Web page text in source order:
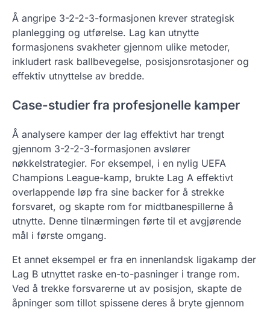
Å angripe 3-2-2-3-formasjonen krever strategisk
planlegging og utførelse. Lag kan utnytte
formasjonens svakheter gjennom ulike metoder,
inkludert rask ballbevegelse, posisjonsrotasjoner og
effektiv utnyttelse av bredde.
Case-studier fra profesjonelle kamper
Å analysere kamper der lag effektivt har trengt
gjennom 3-2-2-3-formasjonen avslører
nøkkelstrategier. For eksempel, i en nylig UEFA
Champions League-kamp, brukte Lag A effektivt
overlappende løp fra sine backer for å strekke
forsvaret, og skapte rom for midtbanespillerne å
utnytte. Denne tilnærmingen førte til et avgjørende
mål i første omgang.
Et annet eksempel er fra en innenlandsk ligakamp der
Lag B utnyttet raske en-to-pasninger i trange rom.
Ved å trekke forsvarerne ut av posisjon, skapte de
åpninger som tillot spissene deres å bryte gjennom